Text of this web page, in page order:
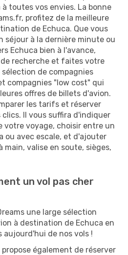
toutes vos envies. La bonne
profitez de la meilleure
de Echuca. Que vous
séjour à la dernière minute ou
Echuca bien à l'avance,
recherche et faites votre
de compagnies
compagnies "low cost" qui
offres de billets d'avion.
les tarifs et réserver
Il vous suffira d'indiquer
votre voyage, choisir entre un
ou avec escale, et d'ajouter
main, valise en soute, sièges,
un vol pas cher
une large sélection
à destination de Echuca en
aujourd'hui de nos vols !
également de réserver